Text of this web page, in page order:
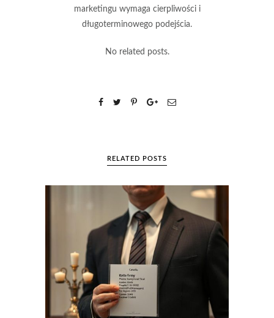
marketingu wymaga cierpliwości i
długoterminowego podejścia.
No related posts.
RELATED POSTS